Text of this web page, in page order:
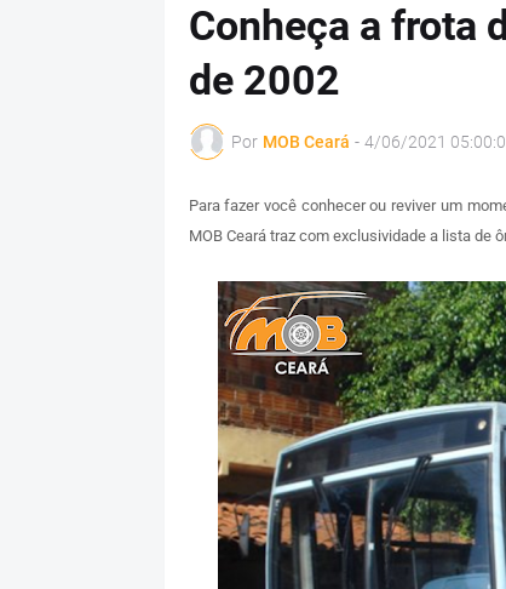
Conheça a frota
de 2002
Por MOB Ceará - 4/06/2021
Para fazer você conhecer ou reviver um
MOB Ceará traz com exclusividade a lista de